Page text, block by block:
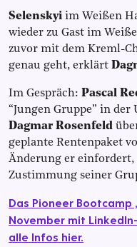
Selenskyi im Weißen
wieder zu Gast im
zuvor mit dem Kreml-
genau geht, erklärt
Im Gespräch: Pascal
“Jungen Gruppe” in
Dagmar Rosenfeld
geplante Rentenpaket
Änderung er einfordert,
Zustimmung seiner
Das Pioneer Bootcamp
November mit
alle Infos hier.